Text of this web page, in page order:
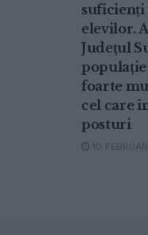
suficienți
elevilor.
Județul
populație
foarte
cel care
posturi
10